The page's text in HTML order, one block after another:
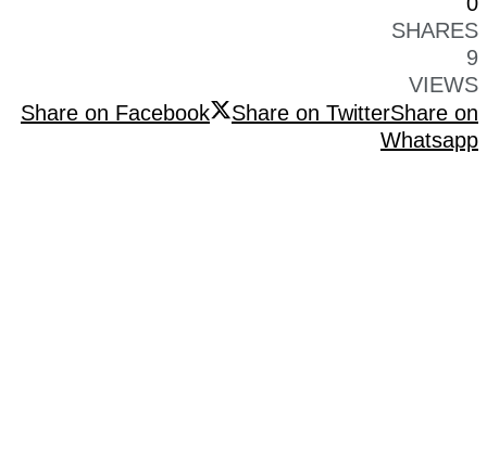
SHARES
9
VIEWS
Share on Facebook
Share on TwitterShare on
Whatsapp